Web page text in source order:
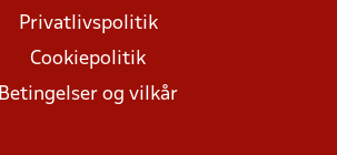
Privatlivspolitik
Cookiepolitik
Betingelser og vilkår